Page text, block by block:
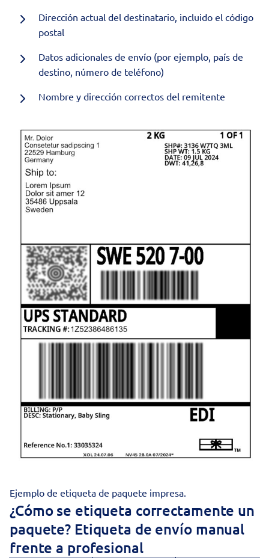
Dirección actual del destinatario, incluido el código
postal
Datos adicionales de envío (por ejemplo, país de
destino, número de teléfono)
Nombre y dirección correctos del remitente
Ejemplo de etiqueta de paquete impresa.
¿Cómo se etiqueta correctamente un
paquete? Etiqueta de envío manual
frente a profesional